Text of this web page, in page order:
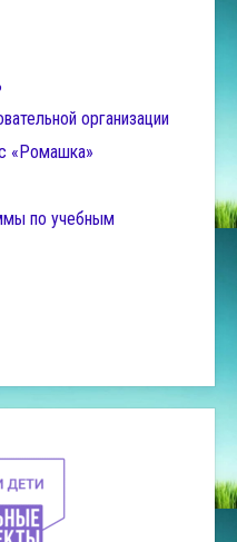
организации
«Ромашка»
по учебным